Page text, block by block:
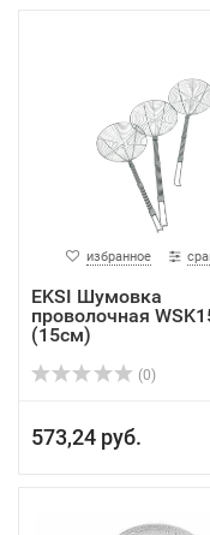
избранное
EKSI Шумовка
проволочная
(15см)
(0)
573,24 руб.